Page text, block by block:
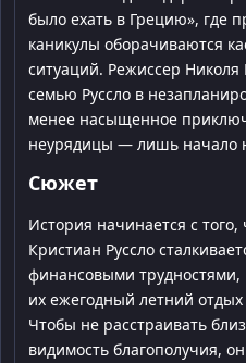
было ехать в Грецию», где
каникулы оборачиваются
ситуаций. Режиссер Николя
семью Руссло в
менее насыщенное
неурядицы — лишь начало
Сюжет
История начинается с того,
Кристиан Руссло
финансовыми трудностями,
их ежегодный летний
Чтобы не расстраивать
видимость благополучия,